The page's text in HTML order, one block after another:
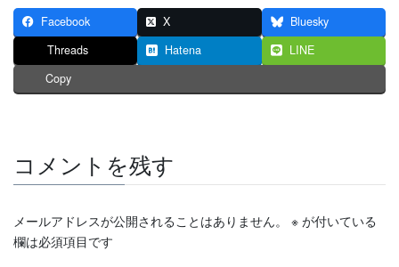
Facebook X
Bluesky
Threads
Hatena
LINE
Copy
コメントを残す
メールアドレスが公開されることはありません。 ※ が付いている
欄は必須項目です